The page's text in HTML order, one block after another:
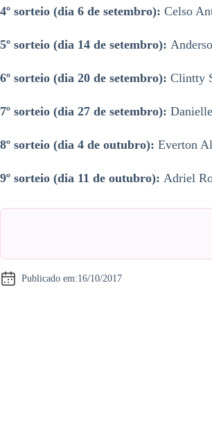
4º sorteio (dia 6 de setembro): Celso
5º sorteio (dia 14 de setembro):
6º sorteio (dia 20 de setembro): Clintty
7º sorteio (dia 27 de setembro):
8º sorteio (dia 4 de outubro): Everton
9º sorteio (dia 11 de outubro): Adriel
Publicado em:16/10/2017